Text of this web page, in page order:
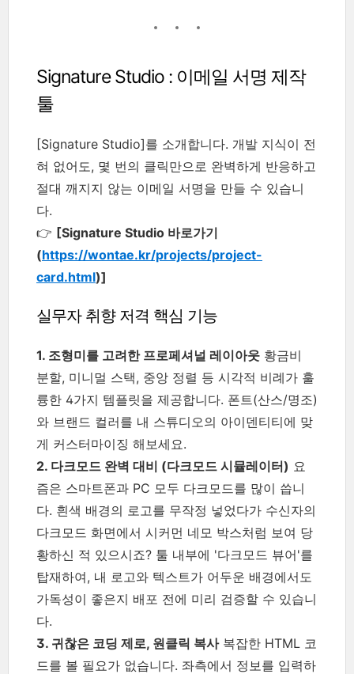
Signature Studio : 이메일 서명 제작
툴
[Signature Studio]를 소개합니다. 개발 지식이 전
혀 없어도, 몇 번의 클릭만으로 완벽하게 반응하고
절대 깨지지 않는 이메일 서명을 만들 수 있습니
다.
👉 [Signature Studio 바로가기
(https://wontae.kr/projects/project-
card.html)]
실무자 취향 저격 핵심 기능
1. 조형미를 고려한 프로페셔널 레이아웃 황금비
분할, 미니멀 스택, 중앙 정렬 등 시각적 비례가 훌
륭한 4가지 템플릿을 제공합니다. 폰트(산스/명조)
와 브랜드 컬러를 내 스튜디오의 아이덴티티에 맞
게 커스터마이징 해보세요.
2. 다크모드 완벽 대비 (다크모드 시뮬레이터) 요
즘은 스마트폰과 PC 모두 다크모드를 많이 씁니
다. 흰색 배경의 로고를 무작정 넣었다가 수신자의
다크모드 화면에서 시커먼 네모 박스처럼 보여 당
황하신 적 있으시죠? 툴 내부에 '다크모드 뷰어'를
탑재하여, 내 로고와 텍스트가 어두운 배경에서도
가독성이 좋은지 배포 전에 미리 검증할 수 있습니
다.
3. 귀찮은 코딩 제로, 원클릭 복사복잡한 HTML 코
드를 볼 필요가 없습니다. 좌측에서 정보를 입력하